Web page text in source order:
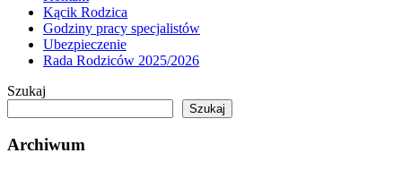
Kącik Rodzica
Godziny pracy specjalistów
Ubezpieczenie
Rada Rodziców 2025/2026
Szukaj
Szukaj
Archiwum